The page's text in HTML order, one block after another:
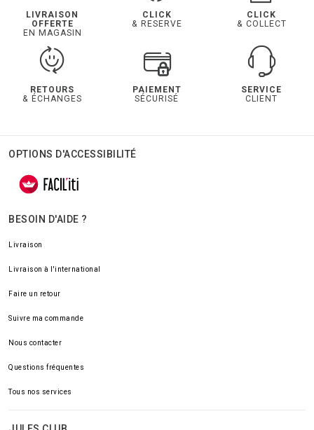
LIVRAISON
OFFERTE
EN MAGASIN
CLICK
& RESERVE
CLICK
& COLLECT
RETOURS
& ÉCHANGES
PAIEMENT
SÉCURISÉ
SERVICE
CLIENT
OPTIONS D'ACCESSIBILITÉ
BESOIN D'AIDE ?
Livraison
Livraison à l'international
Faire un retour
Suivre ma commande
Nous contacter
Questions fréquentes
Tous nos services